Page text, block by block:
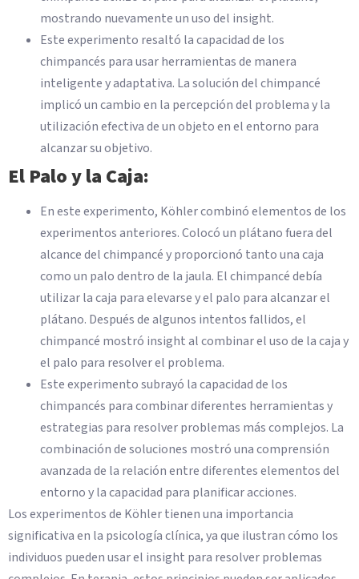
mostrando nuevamente un uso del insight.
Este experimento resaltó la capacidad de los
chimpancés para usar herramientas de manera
inteligente y adaptativa. La solución del chimpancé
implicó un cambio en la percepción del problema y la
utilización efectiva de un objeto en el entorno para
alcanzar su objetivo.
El Palo y la Caja:
En este experimento, Köhler combinó elementos de los
experimentos anteriores. Colocó un plátano fuera del
alcance del chimpancé y proporcionó tanto una caja
como un palo dentro de la jaula. El chimpancé debía
utilizar la caja para elevarse y el palo para alcanzar el
plátano. Después de algunos intentos fallidos, el
chimpancé mostró insight al combinar el uso de la caja y
el palo para resolver el problema.
Este experimento subrayó la capacidad de los
chimpancés para combinar diferentes herramientas y
estrategias para resolver problemas más complejos. La
combinación de soluciones mostró una comprensión
avanzada de la relación entre diferentes elementos del
entorno y la capacidad para planificar acciones.
Los experimentos de Köhler tienen una importancia
significativa en la psicología clínica, ya que ilustran cómo los
individuos pueden usar el insight para resolver problemas